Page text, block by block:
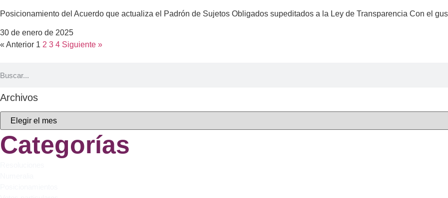
Posicionamiento del Acuerdo que actualiza el Padrón de Sujetos Obligados supeditados a la Ley de Transparencia Con el
30 de enero de 2025
« Anterior 1 2 3 4 Siguiente »
Archivos
Categorías